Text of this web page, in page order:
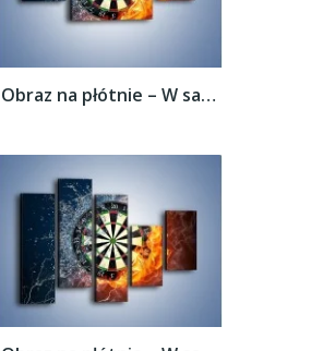
Obraz na płótnie – W sam środek tarczy –...